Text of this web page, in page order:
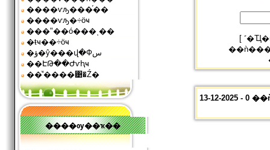
����ѵԡ���֡��
����ѵԡ�÷ӧҹ
���ʺ��ó���ͺ��
�ŧҹ��÷ӧҹ
�ؤ�ŷ���վ�Фس
��ԷԹ��Ժѵԧҹ
��ͧʹ����͹�Ź�
����ѹ��ҡ��
[
13-12-2025 -